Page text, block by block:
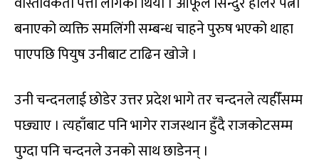
बनाएको व्यक्ति समलिंगी सम्बन्ध चाहने पुरुष भएको थाहा
पाएपछि पियुष उनीबाट टाढिन खोजे ।
उनी चन्दनलाई छोडेर उत्तर प्रदेश भागे तर चन्दनले त्यहीँसम्म
पछ्याए । त्यहाँबाट पनि भागेर राजस्थान हुँदै राजकोटसम्म
पुग्दा पनि चन्दनले उनको साथ छाडेनन् ।